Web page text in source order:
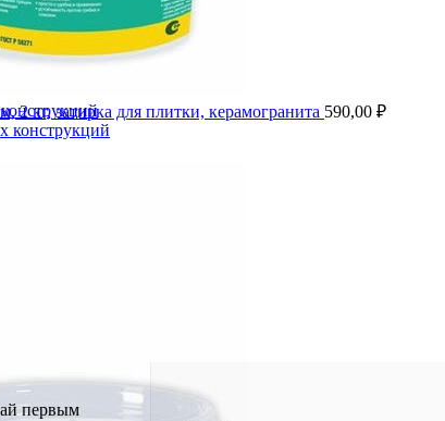
фасад)
фасада
конструкций
профилей
первым
кг, затирка для плитки, керамогранита 590,00 ₽